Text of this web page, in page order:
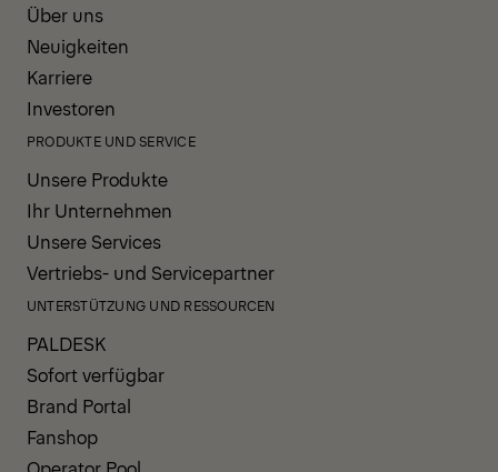
Über uns
Neuigkeiten
Karriere
Investoren
PRODUKTE UND SERVICE
Unsere Produkte
Ihr Unternehmen
Unsere Services
Vertriebs- und Servicepartner
UNTERSTÜTZUNG UND RESSOURCEN
PALDESK
Sofort verfügbar
Brand Portal
Fanshop
Operator Pool